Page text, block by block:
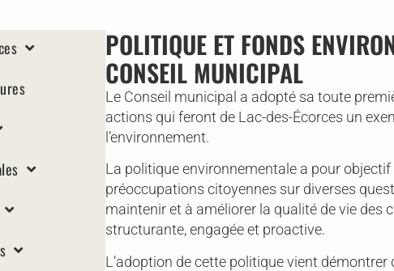
POLITIQUE ET FONDS
CONSEIL MUNICIPAL
Le Conseil municipal a adopté sa toute
actions qui feront de Lac-des-Écorces un
l’environnement.
La politique environnementale a pour
préoccupations citoyennes sur diverses
maintenir et à améliorer la qualité de vie des
structurante, engagée et proactive.
L’adoption de cette politique vient